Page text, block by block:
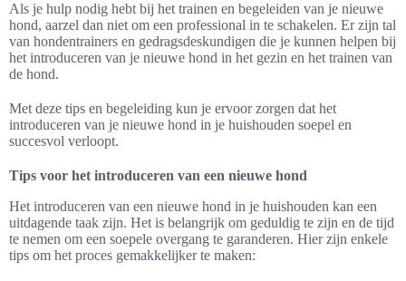
Als je hulp nodig hebt bij het trainen en begeleiden van je nieuwe
hond, aarzel dan niet om een professional in te schakelen. Er zijn tal
van hondentrainers en gedragsdeskundigen die je kunnen helpen bij
het introduceren van je nieuwe hond in het gezin en het trainen van
de hond.
Met deze tips en begeleiding kun je ervoor zorgen dat het
introduceren van je nieuwe hond in je huishouden soepel en
succesvol verloopt.
Tips voor het introduceren van een nieuwe hond
Het introduceren van een nieuwe hond in je huishouden kan een
uitdagende taak zijn. Het is belangrijk om geduldig te zijn en de tijd
te nemen om een soepele overgang te garanderen. Hier zijn enkele
tips om het proces gemakkelijker te maken: